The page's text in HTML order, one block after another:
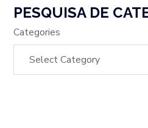
PESQUISA DE
Categories